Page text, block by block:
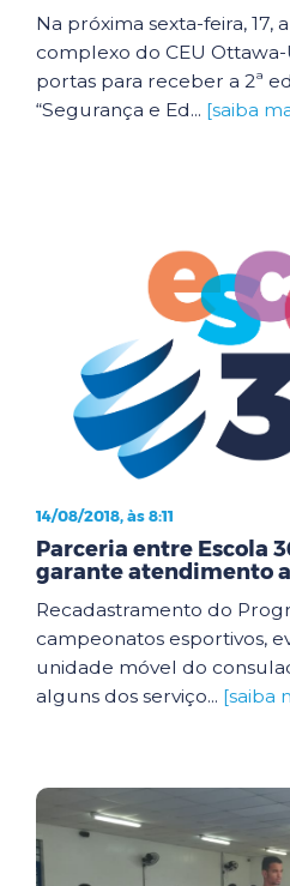
Na próxima sexta-feira, 17,
complexo do CEU
portas para receber a 2ª
“Segurança e Ed... [saiba
14/08/2018, às 8:11
Parceria entre Escola
garante atendimento
Recadastramento do
campeonatos esportivos,
unidade móvel do
alguns dos serviço... [saiba